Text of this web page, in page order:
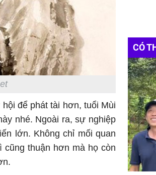
để phát tài hơn, tuổi Mùi
nhé. Ngoài ra, sự nghiệp
lớn. Không chỉ mối quan
thuận hơn mà họ còn
CÓ